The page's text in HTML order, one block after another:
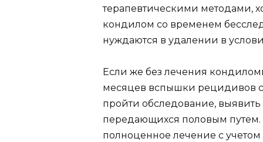
терапевтическими методами,
кондилом со временем
нуждаются в удалении в
Если же без лечения
месяцев вспышки рецидивов
пройти обследование,
передающихся половым путем.
полноценное лечение с